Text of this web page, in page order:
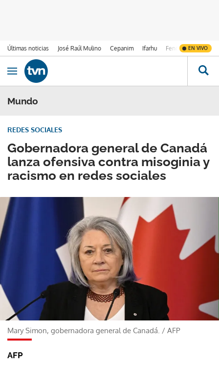
Últimas noticias José Raúl Mulino Cepanim Ifarhu Fenómeno de El
EN VIVO
Ir al contenido
Obrir navegació
Mundo
Gobernadora general de Canadá
lanza ofensiva contra misoginia y
racismo en redes sociales
REDES SOCIALES
Mary Simon, gobernadora general de Canadá. / AFP
AFP